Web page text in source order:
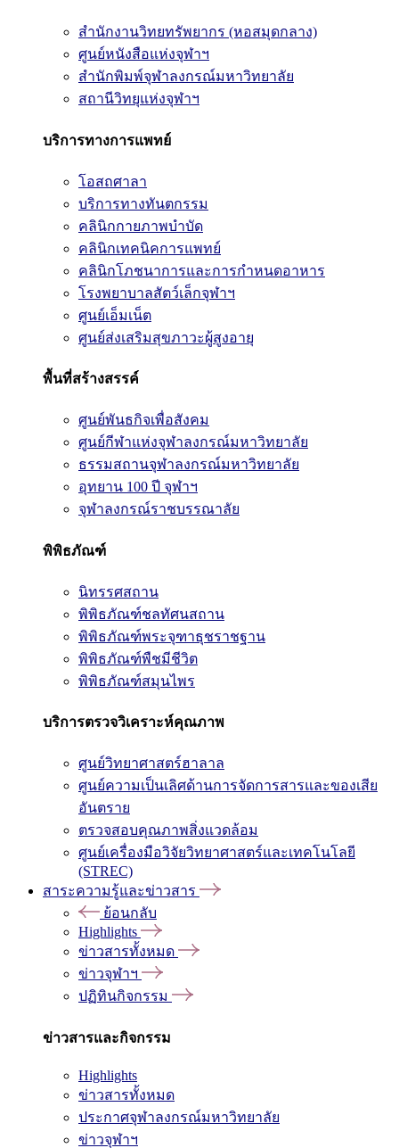
สำนักงานวิทยทรัพยากร (หอสมุดกลาง)
ศูนย์หนังสือแห่งจุฬาฯ
สำนักพิมพ์จุฬาลงกรณ์มหาวิทยาลัย
สถานีวิทยุแห่งจุฬาฯ
บริการทางการแพทย์
โอสถศาลา
บริการทางทันตกรรม
คลินิกกายภาพบำบัด
คลินิกเทคนิคการแพทย์
คลินิกโภชนาการและการกำหนดอาหาร
โรงพยาบาลสัตว์เล็กจุฬาฯ
ศูนย์เอ็มเน็ต
ศูนย์ส่งเสริมสุขภาวะผู้สูงอายุ
พื้นที่สร้างสรรค์
ศูนย์พันธกิจเพื่อสังคม
ศูนย์กีฬาแห่งจุฬาลงกรณ์มหาวิทยาลัย
ธรรมสถานจุฬาลงกรณ์มหาวิทยาลัย
อุทยาน 100 ปี จุฬาฯ
จุฬาลงกรณ์ราชบรรณาลัย
พิพิธภัณฑ์
นิทรรศสถาน
พิพิธภัณฑ์ชลทัศนสถาน
พิพิธภัณฑ์พระจุฑาธุชราชฐาน
พิพิธภัณฑ์พืชมีชีวิต
พิพิธภัณฑ์สมุนไพร
บริการตรวจวิเคราะห์คุณภาพ
ศูนย์วิทยาศาสตร์ฮาลาล
ศูนย์ความเป็นเลิศด้านการจัดการสารและของเสีย
อันตราย
ตรวจสอบคุณภาพสิ่งแวดล้อม
ศูนย์เครื่องมือวิจัยวิทยาศาสตร์และเทคโนโลยี
(STREC)
สาระความรู้และข่าวสาร
ย้อนกลับ
Highlights
ข่าวสารทั้งหมด
ข่าวจุฬาฯ
ปฏิทินกิจกรรม
ข่าวสารและกิจกรรม
Highlights
ข่าวสารทั้งหมด
ประกาศจุฬาลงกรณ์มหาวิทยาลัย
ข่าวจุฬาฯ